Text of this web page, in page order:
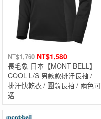
NT$1,760 NT$1,580
長毛象-日本【MONT-BELL】
COOL L/S 男款款排汗長袖 /
排汗快乾衣 / 圓領長袖 / 兩色可
選